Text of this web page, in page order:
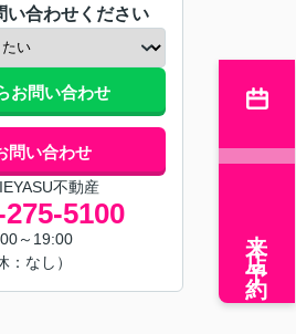
い合わせください
お問い合わせ
問い合わせ
IEYASU不動産
275-5100
～19:00
：なし）
来店予約